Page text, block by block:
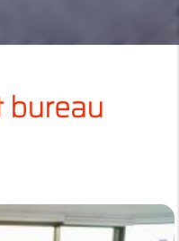
bureau